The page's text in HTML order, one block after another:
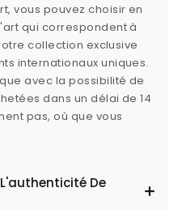
vous pouvez choisir en
qui correspondent à
collection exclusive
internationaux uniques.
avec la possibilité de
dans un délai de 14
pas, où que vous
De